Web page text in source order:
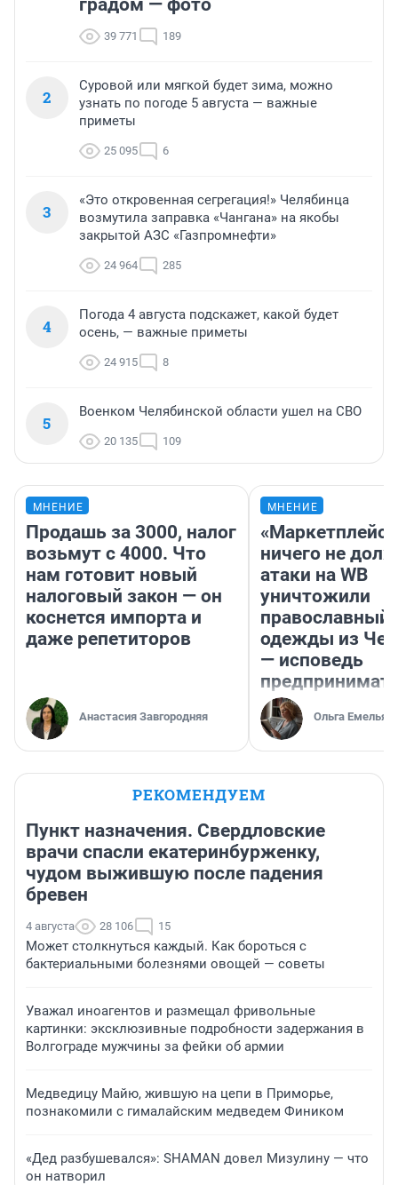
градом — фото
39 771 189
2
Суровой или мягкой будет зима, можно
узнать по погоде 5 августа — важные
приметы
25 095 6
3
«Это откровенная сегрегация!» Челябинца
возмутила заправка «Чангана» на якобы
закрытой АЗС «Газпромнефти»
24 964 285
4
Погода 4 августа подскажет, какой будет
осень, — важные приметы
24 915 8
5
Военком Челябинской области ушел на СВО
20 135 109
МНЕНИЕ
Продашь за 3000, налог
возьмут с 4000. Что
нам готовит новый
налоговый закон — он
коснется импорта и
даже репетиторов
Анастасия Завгородняя
МНЕНИЕ
«Маркетплейс
ничего не
атаки на WB
уничтожили
православный
одежды из
— исповедь
Ольга
РЕКОМЕНДУЕМ
Пункт назначения. Свердловские
врачи спасли екатеринбурженку,
чудом выжившую после падения
бревен
4 августа 28 106 15
Может столкнуться каждый. Как бороться с
бактериальными болезнями овощей — советы
Уважал иноагентов и размещал фривольные
картинки: эксклюзивные подробности задержания в
Волгограде мужчины за фейки об армии
Медведицу Майю, жившую на цепи в Приморье,
познакомили с гималайским медведем Фиником
«Дед разбушевался»: SHAMAN довел Мизулину — что
он натворил